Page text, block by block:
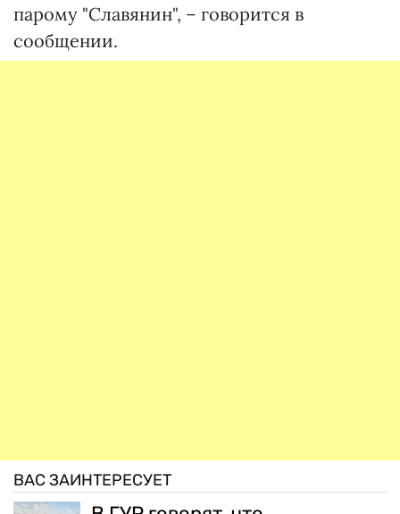
парому "Славянин", – говорится в
сообщении.
ВАС ЗАИНТЕРЕСУЕТ